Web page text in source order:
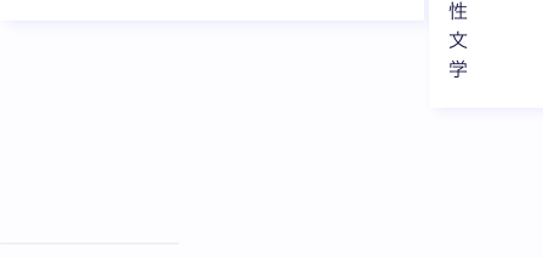
性
文
学